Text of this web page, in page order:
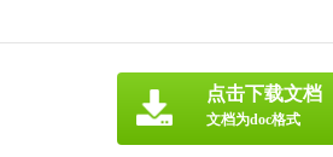
点击下载文档
文档为doc格式